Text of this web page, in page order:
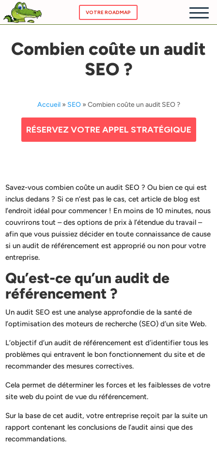
VOTRE ROADMAP
ACCUEIL
Combien coûte un audit
SEO ?
Accueil» SEO» Combien coûte un audit SEO ?
RÉSERVEZ VOTRE APPEL STRATÉGIQUE
Savez-vous combien coûte un audit SEO ? Ou bien ce qui est
inclus dedans ? Si ce n’est pas le cas, cet article de blog est
l’endroit idéal pour commencer ! En moins de 10 minutes, nous
couvrirons tout – des options de prix à l’étendue du travail –
afin que vous puissiez décider en toute connaissance de cause
si un audit de référencement est approprié ou non pour votre
entreprise.
Qu’est-ce qu’un audit de
référencement ?
Un audit SEO est une analyse approfondie de la santé de
l’optimisation des moteurs de recherche (SEO) d’un site Web.
L’objectif d’un audit de référencement est d’identifier tous les
problèmes qui entravent le bon fonctionnement du site et de
recommander des mesures correctives.
Cela permet de déterminer les forces et les faiblesses de votre
site web du point de vue du référencement.
Sur la base de cet audit, votre entreprise reçoit par la suite un
rapport contenant les conclusions de l’audit ainsi que des
recommandations.